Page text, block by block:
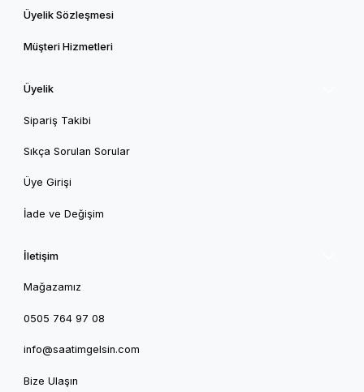
Üyelik Sözleşmesi
Müşteri Hizmetleri
Üyelik
Sipariş Takibi
Sıkça Sorulan Sorular
Üye Girişi
İade ve Değişim
İletişim
Mağazamız
0505 764 97 08
info@saatimgelsin.com
Bize Ulaşın